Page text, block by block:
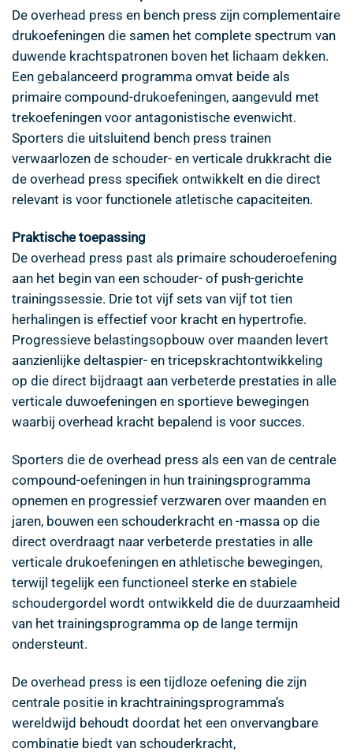
De overhead press en bench press zijn complementaire
drukoefeningen die samen het complete spectrum van
duwende krachtspatronen boven het lichaam dekken.
Een gebalanceerd programma omvat beide als
primaire compound-drukoefeningen, aangevuld met
trekoefeningen voor antagonistische evenwicht.
Sporters die uitsluitend bench press trainen
verwaarlozen de schouder- en verticale drukkracht die
de overhead press specifiek ontwikkelt en die direct
relevant is voor functionele atletische capaciteiten.
Praktische toepassing
De overhead press past als primaire schouderoefening
aan het begin van een schouder- of push-gerichte
trainingssessie. Drie tot vijf sets van vijf tot tien
herhalingen is effectief voor kracht en hypertrofie.
Progressieve belastingsopbouw over maanden levert
aanzienlijke deltaspier- en tricepskrachtontwikkeling
op die direct bijdraagt aan verbeterde prestaties in alle
verticale duwoefeningen en sportieve bewegingen
waarbij overhead kracht bepalend is voor succes.
Sporters die de overhead press als een van de centrale
compound-oefeningen in hun trainingsprogramma
opnemen en progressief verzwaren over maanden en
jaren, bouwen een schouderkracht en -massa op die
direct overdraagt naar verbeterde prestaties in alle
verticale drukoefeningen en athletische bewegingen,
terwijl tegelijk een functioneel sterke en stabiele
schoudergordel wordt ontwikkeld die de duurzaamheid
van het trainingsprogramma op de lange termijn
ondersteunt.
De overhead press is een tijdloze oefening die zijn
centrale positie in krachtrainingsprogramma’s
wereldwijd behoudt doordat het een onvervangbare
combinatie biedt van schouderkracht,